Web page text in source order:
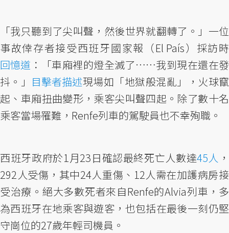
「我只聽到了尖叫聲，然後世界就翻轉了。」一位
事故倖存者接受西班牙國家報（El País）採訪時
回憶道 ：「車廂裡的燈全滅了……我到現在還在發
抖。」 目擊者描述現場如「地獄般混亂」，火球竄
起、車廂扭曲變形，乘客尖叫聲四起。除了數十名
乘客當場罹難，Renfe列車的駕駛員也不幸殉職。
西班牙政府於1月23日確認最終死亡人數達45人 ，
292人受傷，其中24人重傷、12人需在加護病房接
受治療。絕大多數死者來自Renfe的Alvia列車，多
為西班牙在地乘客與遊客，也包括在最後一刻仍堅
守崗位的27歲年輕司機員。